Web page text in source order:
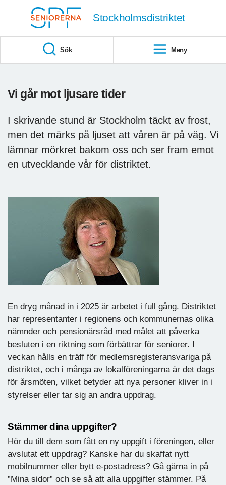
Stockholmsdistriktet
Sök Meny
Vi går mot ljusare tider
I skrivande stund är Stockholm täckt av frost,
men det märks på ljuset att våren är på väg. Vi
lämnar mörkret bakom oss och ser fram emot
en utvecklande vår för distriktet.
En dryg månad in i 2025 är arbetet i full gång. Distriktet
har representanter i regionens och kommunernas olika
nämnder och pensionärsråd med målet att påverka
besluten i en riktning som förbättrar för seniorer. I
veckan hålls en träff för medlemsregisteransvariga på
distriktet, och i många av lokalföreningarna är det dags
för årsmöten, vilket betyder att nya personer kliver in i
styrelser eller tar sig an andra uppdrag.
Stämmer dina uppgifter?
Hör du till dem som fått en ny uppgift i föreningen, eller
avslutat ett uppdrag? Kanske har du skaffat nytt
mobilnummer eller bytt e-postadress? Gå gärna in på
”Mina sidor” och se så att alla uppgifter stämmer. På